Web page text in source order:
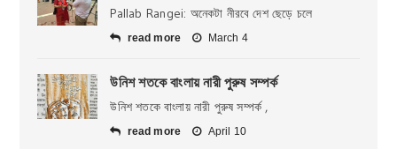
Pallab Rangei: অনেকটা নীরবে দেশ ছেড়ে চলে
read more March 4
উনিশ শতকে বাংলায় নারী পুরুষ সম্পর্ক
উনিশ শতকে বাংলায় নারী পুরুষ সম্পর্ক ,
read more April 10